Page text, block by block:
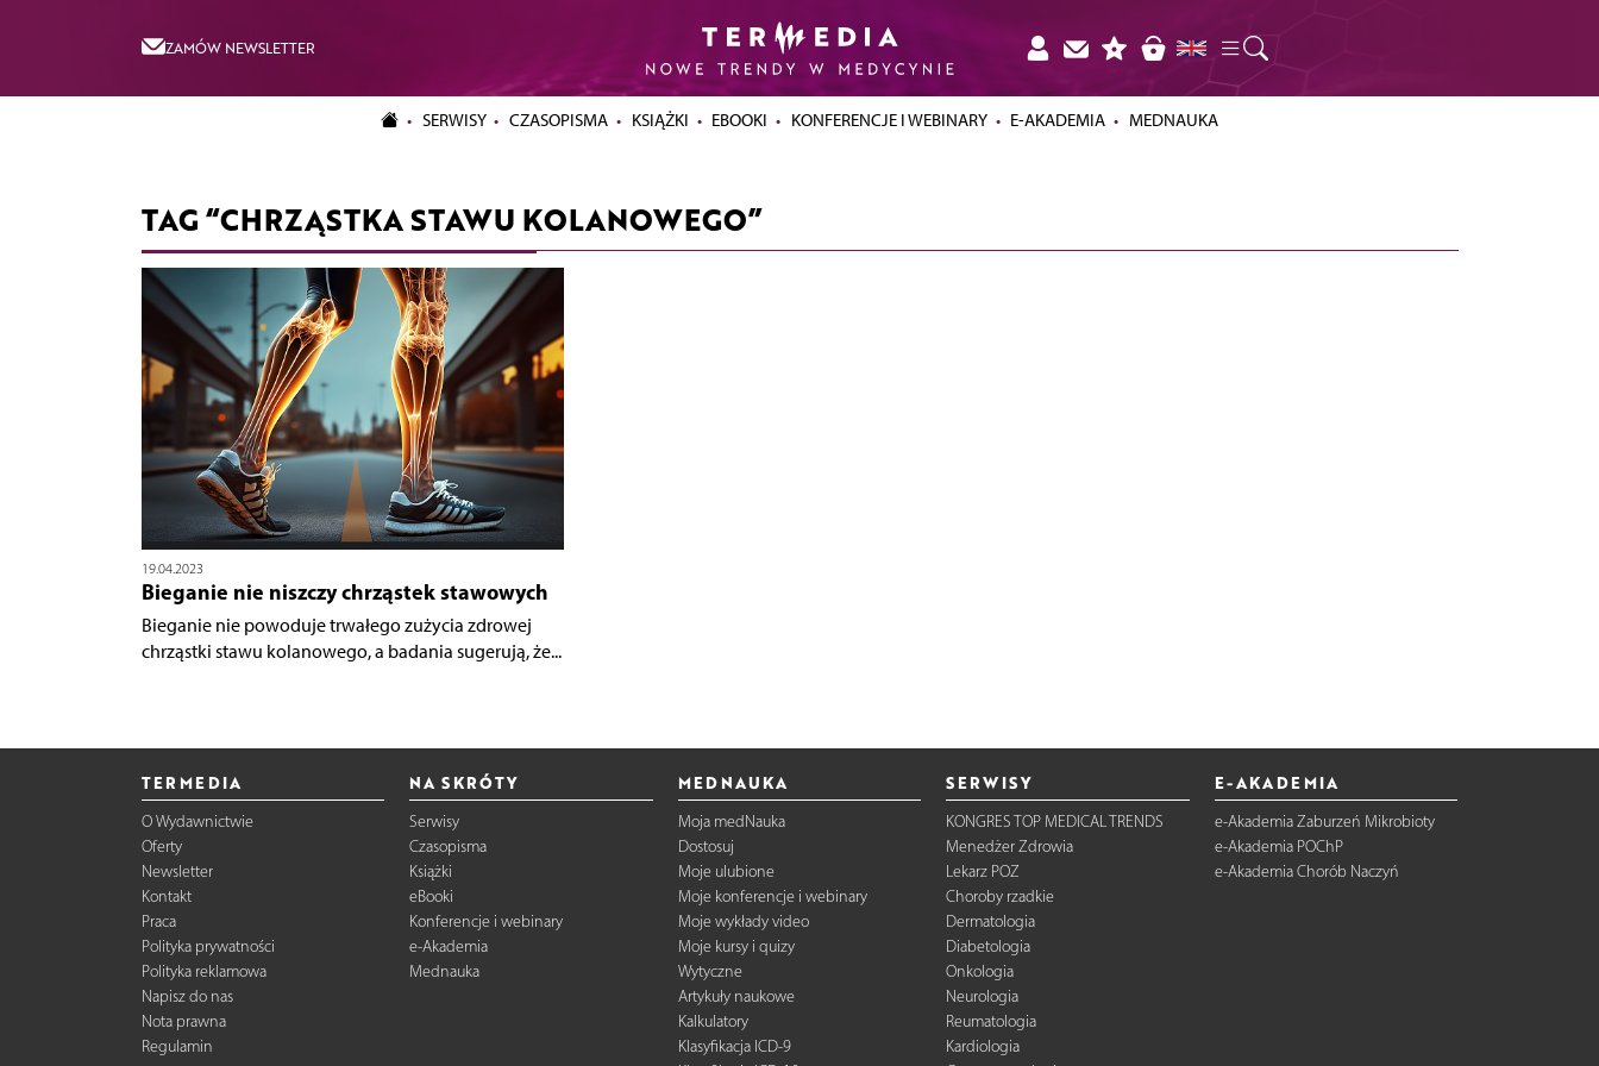
ZAMÓW NEWSLETTER
SERWISY CZASOPISMA KSIĄŻKI EBOOKI KONFERENCJE I WEBINARY E-AKADEMIA MEDNAUKA
TAG “CHRZĄSTKA STAWU KOLANOWEGO”
19.04.2023
Bieganie nie niszczy chrząstek stawowych
Bieganie nie powoduje trwałego zużycia zdrowej
chrząstki stawu kolanowego, a badania sugerują, że...
TERMEDIA
O Wydawnictwie
Oferty
Newsletter
Kontakt
Praca
Polityka prywatności
Polityka reklamowa
Napisz do nas
Nota prawna
Regulamin
NA SKRÓTY
Serwisy
Czasopisma
Książki
eBooki
Konferencje i webinary
e-Akademia
Mednauka
MEDNAUKA
Moja medNauka
Dostosuj
Moje ulubione
Moje konferencje i webinary
Moje wykłady video
Moje kursy i quizy
Wytyczne
Artykuły naukowe
Kalkulatory
Klasyfikacja ICD-9
SERWISY
KONGRES TOP MEDICAL TRENDS
Menedżer Zdrowia
Lekarz POZ
Choroby rzadkie
Dermatologia
Diabetologia
Onkologia
Neurologia
Reumatologia
Kardiologia
E-AKADEMIA
e-Akademia Zaburzeń Mikrobioty
e-Akademia POChP
e-Akademia Chorób Naczyń